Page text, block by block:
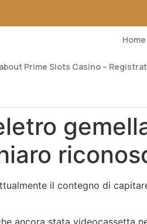
Home
Prime Slots Casino –
il contegno di